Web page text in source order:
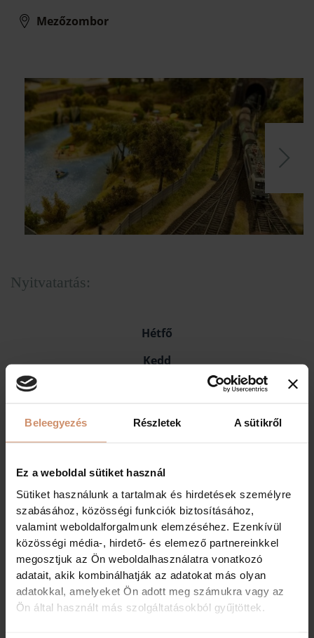
Beleegyezés Részletek A sütikről
Ez a weboldal sütiket használ
Sütiket használunk a tartalmak és hirdetések személyre
szabásához, közösségi funkciók biztosításához,
valamint weboldalforgalmunk elemzéséhez. Ezenkívül
közösségi média-, hirdető- és elemező partnereinkkel
megosztjuk az Ön weboldalhasználatra vonatkozó
adatait, akik kombinálhatják az adatokat más olyan
adatokkal, amelyeket Ön adott meg számukra vagy az
Ön által használt más szolgáltatásokból gyűjtöttek.
Mezőzombor
Nyitvatartás:
Hétfő
Kedd
Zárva
Zárva
Szerda
Zárva
10:00-18:00
Csütörtök
Zárva
10:00-18:00
Péntek
10:00-18:00
Szombat
Zárva
10:00-18:00